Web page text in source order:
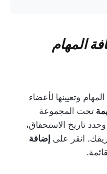
5: إضافة المهام
وتعيينها لأعضاء
تحت المجموعة
تاريخ الاستحقاق،
انقر على إضافة